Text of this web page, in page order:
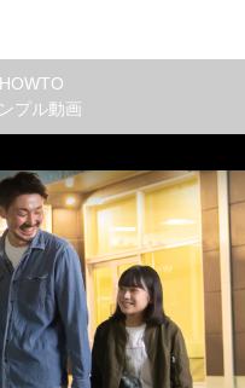
プル動画